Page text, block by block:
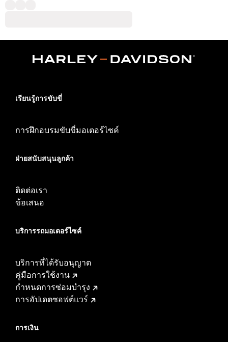
เรียนรู้การขับขี่
การฝึกอบรมขับขี่มอเตอร์ไซค์
ฝ่ายสนับสนุนลูกค้า
ติดต่อเรา
ข้อเสนอ
บริการรถมอเตอร์ไซค์​
บริการที่ได้รับอนุญาต
คู่มือการใช้งาน
กำหนดการซ่อมบำรุง
การอัปเดตซอฟต์แวร์
การเงิน